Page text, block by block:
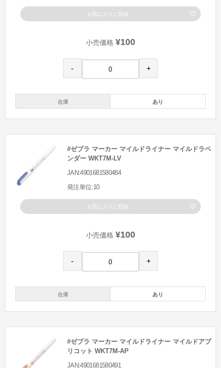
お気に入りに登録
小売価格 ¥100
- +
在庫 あり
#ゼブラ マーカー マイルドライナー マイルドラベ
ンダー WKT7M-LV
JAN:4901681580484
発注単位:10
お気に入りに登録
小売価格 ¥100
- +
在庫 あり
#ゼブラ マーカー マイルドライナー マイルドアプ
リコット WKT7M-AP
JAN:4901681580491